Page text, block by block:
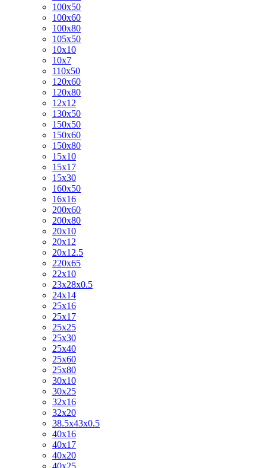
100х50
100х60
100х80
105х50
10х10
10х7
110х50
120х60
120х80
12х12
130х50
150х50
150х60
150х80
15х10
15х17
15х30
160х50
16х16
200х60
200х80
20х10
20х12
20х12.5
220х65
22х10
23х28х0.5
24х14
25х16
25х17
25х25
25х30
25х40
25х60
25х80
30х10
30х25
32х16
32х20
38.5х43х0.5
40х16
40х17
40х20
40х25